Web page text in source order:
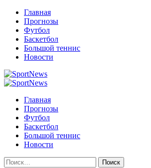
Перейти
содержимому
Главная
Прогнозы
Футбол
Баскетбол
Большой теннис
Новости
Primary
Главная
Прогнозы
Футбол
Баскетбол
Большой теннис
Новости
Найти: